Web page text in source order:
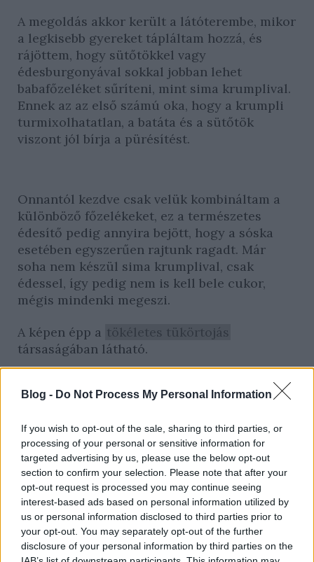
Blog - Do Not Process My Personal Information
If you wish to opt-out of the sale, sharing to third parties, or
processing of your personal or sensitive information for
targeted advertising by us, please use the below opt-out
section to confirm your selection. Please note that after your
opt-out request is processed you may continue seeing
interest-based ads based on personal information utilized by
us or personal information disclosed to third parties prior to
your opt-out. You may separately opt-out of the further
disclosure of your personal information by third parties on the
A megoldás akkor került a látóterembe, mikor
a legkisebb gyereket tápláltam hozzá, és
rájöttem, hogy sütőtökkel vagy
édesburgonyával sokkal jobban lehet
babafőzeléket sűríteni, mint sima krumplival.
Ennek az az első számú oka, hogy a krumpli
turmixolhatatlan, a batáta és a sütőtök
viszont jól bírja a pürésítést.
Onnantól kezdve csak velük kombináltam a
különböző főzelékeket, ez a természetes
édesítő pedig annyira bejött, hogy a sóska
esetében egyszerűen rajtunk ragadt. Már
soha nem készül sima krumplival, csak
édessel, így pedig nem is kell bele cukor,
mégis mindenki megeszi.
A képen épp a tökéletes tükörtojás
társaságában látható.
Fotók: Ács Bori/Só&Bors